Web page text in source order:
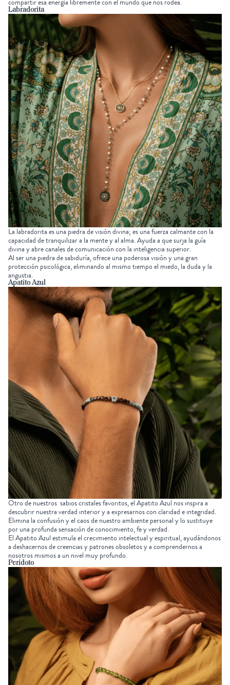
compartir esa energía libremente con el mundo que nos rodea.
Labradorita
La labradoritaes una piedra de visión divina; es una fuerza calmante con la
capacidad de tranquilizar a la mente y al alma. Ayuda a que surja la guía
divina y abre canales de comunicación con la inteligencia superior.
Al ser una piedra de sabiduría, ofrece una poderosa visión y una gran
protección psicológica, eliminando al mismo tiempo el miedo, la duda y la
angustia.
Apatito Azul
Otro de nuestros sabios cristalesfavoritos, el Apatito Azul nos inspira a
descubrir nuestra verdad interior y a expresarnos con claridad e integridad.
Elimina la confusión y el caos de nuestro ambiente personal y lo sustituye
por una profunda sensación de conocimiento, fe y verdad.
El Apatito Azul estimula el crecimiento intelectual y espiritual, ayudándonos
a deshacernos de creencias y patrones obsoletos y a comprendernos a
nosotros mismos a un nivel muy profundo.
Peridoto